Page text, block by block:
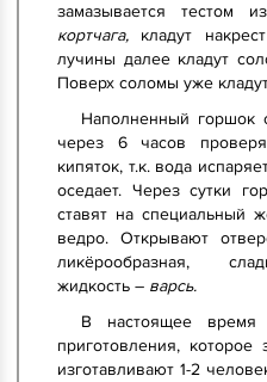
замазывается тестом
кортчага, кладут
лучины далее кладут
Поверх соломы уже
Наполненный горшок
через 6 часов
кипяток, т.к. вода
оседает. Через сутки
ставят на специальный
ведро. Открывают
ликёрообразная,
жидкость – варсь.
В настоящее время
приготовления,
изготавливают 1-2